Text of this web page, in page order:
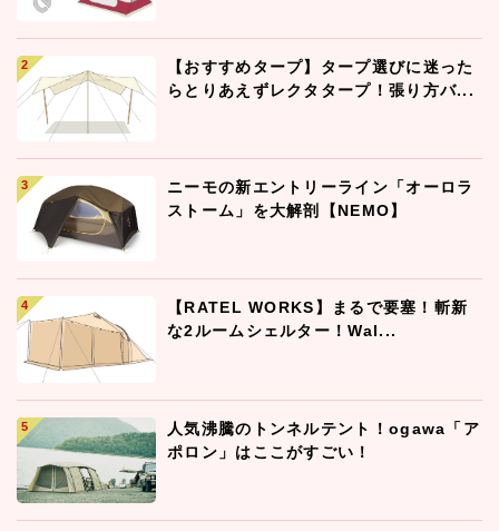
【おすすめタープ】タープ選びに迷った
らとりあえずレクタタープ！張り方バ...
ニーモの新エントリーライン「オーロラ
ストーム」を大解剖【NEMO】
【RATEL WORKS】まるで要塞！斬新
な2ルームシェルター！Wal...
人気沸騰のトンネルテント！ogawa「ア
ポロン」はここがすごい！